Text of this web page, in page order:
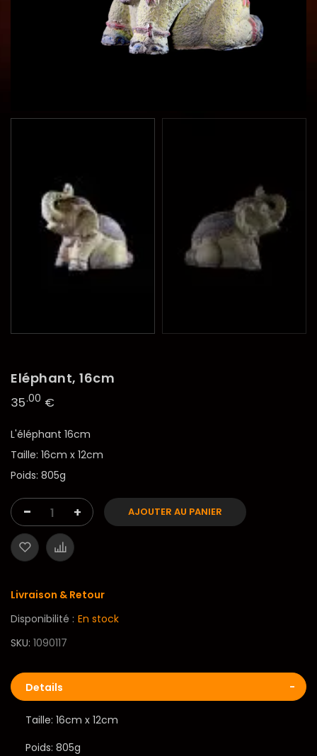
Eléphant, 16cm
35.00 €
L'éléphant 16cm
Taille: 16cm x 12cm
Poids: 805g
- + AJOUTER AU PANIER
Livraison & Retour
Disponibilité : En stock
SKU 1090117
Details
Taille: 16cm x 12cm
Poids: 805g